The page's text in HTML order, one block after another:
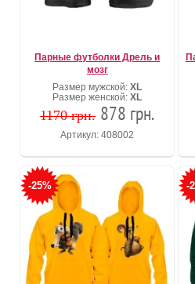
Парные футболки Дрель и
мозг
Размер мужской:XL
Размер женской:XL
1170 грн. 878 грн.
Артикул: 408002
-25% -